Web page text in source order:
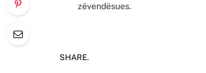
zëvendësues.
SHARE.